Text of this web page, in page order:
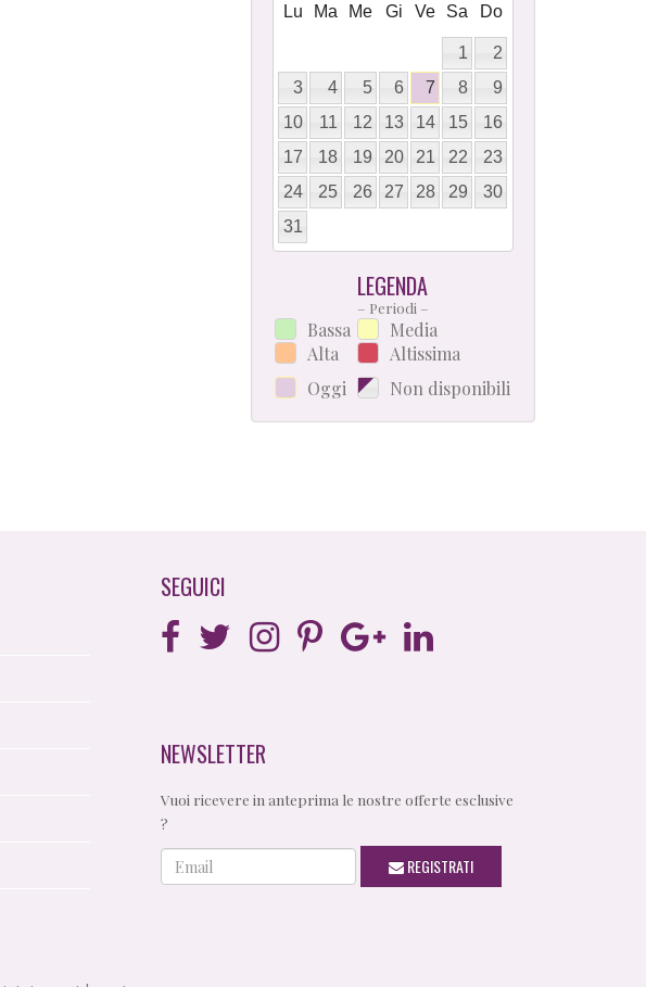
Lu Ma Me Gi Ve Sa Do
1
2
3
4 5 6 7 8
9
10
11 12 13 14 15
16
17
18 19 20 21 22
23
24
25 26 27 28 29
30
31
LEGENDA
– Periodi –
Bassa
Alta
Oggi
Media
Altissima
Non disponibili
SEGUICI
NEWSLETTER
Vuoi ricevere in anteprima le nostre offerte esclusive
?
Email REGISTRATI